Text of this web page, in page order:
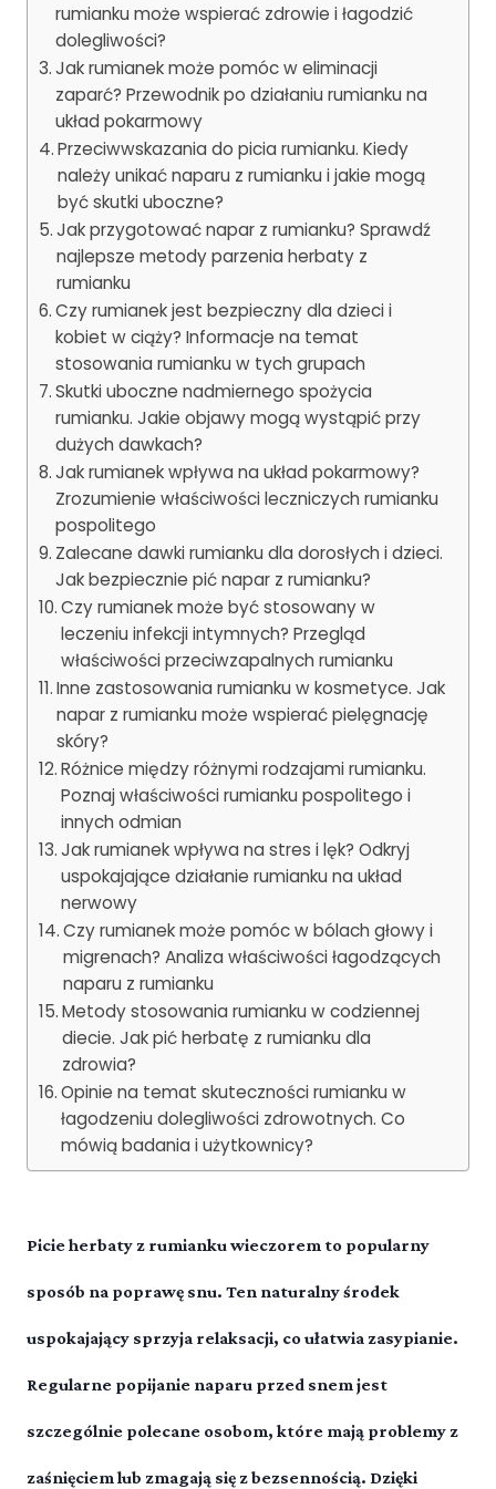
rumianku może wspierać zdrowie i łagodzić
dolegliwości?
Jak rumianek może pomóc w eliminacji
zaparć? Przewodnik po działaniu rumianku na
układ pokarmowy
Przeciwwskazania do picia rumianku. Kiedy
należy unikać naparu z rumianku i jakie mogą
być skutki uboczne?
Jak przygotować napar z rumianku? Sprawdź
najlepsze metody parzenia herbaty z
rumianku
Czy rumianek jest bezpieczny dla dzieci i
kobiet w ciąży? Informacje na temat
stosowania rumianku w tych grupach
Skutki uboczne nadmiernego spożycia
rumianku. Jakie objawy mogą wystąpić przy
dużych dawkach?
Jak rumianek wpływa na układ pokarmowy?
Zrozumienie właściwości leczniczych rumianku
pospolitego
Zalecane dawki rumianku dla dorosłych i dzieci.
Jak bezpiecznie pić napar z rumianku?
Czy rumianek może być stosowany w
leczeniu infekcji intymnych? Przegląd
właściwości przeciwzapalnych rumianku
Inne zastosowania rumianku w kosmetyce. Jak
napar z rumianku może wspierać pielęgnację
skóry?
Różnice między różnymi rodzajami rumianku.
Poznaj właściwości rumianku pospolitego i
innych odmian
Jak rumianek wpływa na stres i lęk? Odkryj
uspokajające działanie rumianku na układ
nerwowy
Czy rumianek może pomóc w bólach głowy i
migrenach? Analiza właściwości łagodzących
naparu z rumianku
Metody stosowania rumianku w codziennej
diecie. Jak pić herbatę z rumianku dla
zdrowia?
Opinie na temat skuteczności rumianku w
łagodzeniu dolegliwości zdrowotnych. Co
mówią badania i użytkownicy?
Picie herbaty z rumianku wieczorem to popularny
sposób na poprawę snu. Ten naturalny środek
uspokajający sprzyja relaksacji, co ułatwia zasypianie.
Regularne popijanie naparu przed snem jest
szczególnie polecane osobom, które mają problemy z
zaśnięciem lub zmagają się z bezsennością. Dzięki